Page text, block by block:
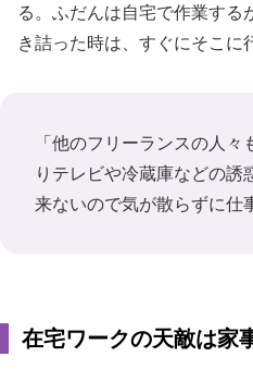
る。ふだんは自宅で作業す
き詰った時は、すぐにそこに
「他のフリーランスの人
りテレビや冷蔵庫などの誘
来ないので気が散らずに仕
在宅ワークの天敵は家